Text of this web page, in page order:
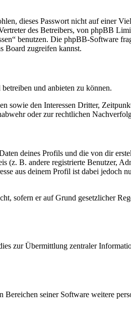
dieses Passwort nicht auf einer
des Betreibers, von phpBB
benutzen. Die phpBB-Software
Board zugreifen kannst.
und anbieten zu können.
sowie den Interessen Dritter,
oder zur rechtlichen
deines Profils und die von dir
(z. B. andere registrierte Benutzer,
aus deinem Profil ist dabei jedoch
sofern er auf Grund gesetzlicher
zur Übermittlung zentraler
seiner Software weitere